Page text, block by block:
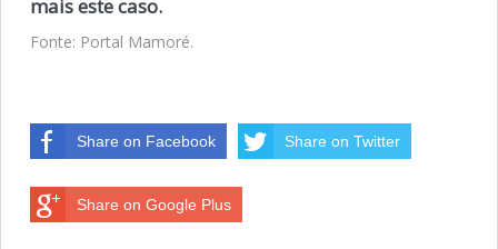
mais este caso.
Fonte: Portal Mamoré.
Share on Facebook Share on Twitter
Share on Google Plus